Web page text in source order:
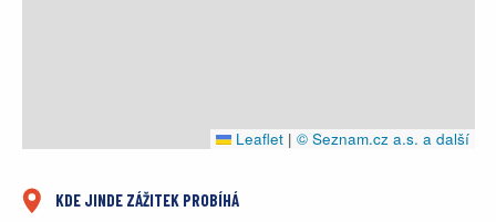
Leaflet | © Seznam.cz a.s. a další
KDE JINDE ZÁŽITEK PROBÍHÁ